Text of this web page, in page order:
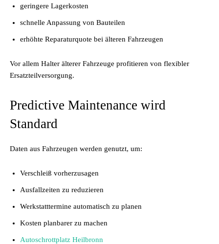
geringere Lagerkosten
schnelle Anpassung von Bauteilen
erhöhte Reparaturquote bei älteren Fahrzeugen
Vor allem Halter älterer Fahrzeuge profitieren von flexibler
Ersatzteilversorgung.
Predictive Maintenance wird
Standard
Daten aus Fahrzeugen werden genutzt, um:
Verschleiß vorherzusagen
Ausfallzeiten zu reduzieren
Werkstatttermine automatisch zu planen
Kosten planbarer zu machen
Autoschrottplatz Heilbronn